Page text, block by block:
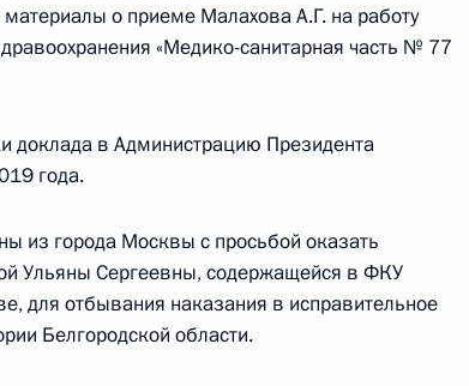
Российской Федерации по городу
Дорофеев провел в Приёмной Президента
о приеме Малахова А.Г. на работу
«Медико-санитарная часть № 77
доклада в Администрацию Президента
года.
из города Москвы с просьбой оказать
Ульяны Сергеевны, содержащейся в ФКУ
для отбывания наказания в исправительное
Белгородской области.